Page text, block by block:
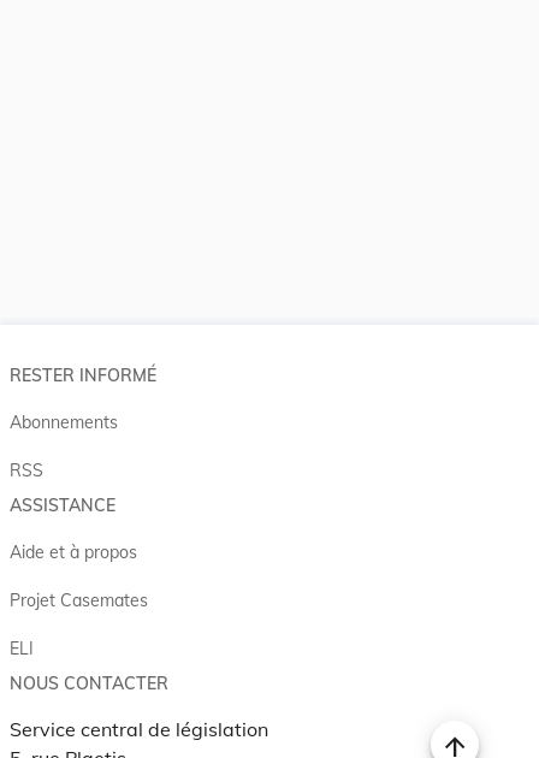
RESTER INFORMÉ
Abonnements
RSS
ASSISTANCE
Aide et à propos
Projet Casemates
ELI
NOUS CONTACTER
Service central de législation